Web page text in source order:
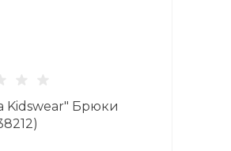
Kidswear" Брюки